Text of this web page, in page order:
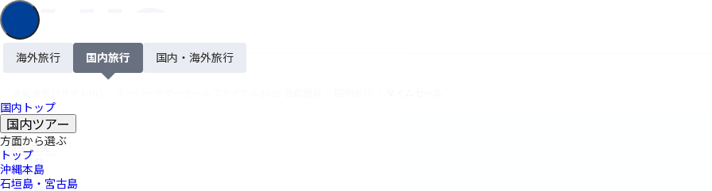
首都圏版
首都圏発
北海道発
東北発
海外旅行 国内旅行 国内・海外旅行
国内トップ
国内ツアー
方面から選ぶ
トップ
沖縄本島
石垣島・宮古島